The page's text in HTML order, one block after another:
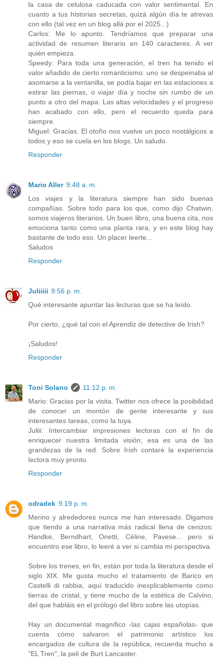
la casa de celulosa caducada con valor sentimental. En
cuanto a tus historias secretas, quizá algún día te atrevas
con ello (tal vez en un blog allá por el 2025...)
Carlos: Me lo apunto. Tendríamos que preparar una
actividad de resumen literario en 140 caracteres. A ver
quién empieza.
Speedy: Para toda una generación, el tren ha tenido el
valor añadido de cierto romanticismo: uno se despeinaba al
asomarse a la ventanilla, se podía bajar en las estaciones a
estirar las piernas, o viajar día y noche sin rumbo de un
punto a otro del mapa. Las altas velocidades y el progreso
han acabado con ello, pero el recuerdo queda para
siempre.
Miguel: Gracias. El otoño nos vuelve un poco nostálgicos a
todos y eso se cuela en los blogs. Un saludo.
Responder
Mario Aller 9:48 a. m.
Los viajes y la literatura siempre han sido buenas
compañías. Sobre todo para los que, como dijo Chatwin,
somos viajeros literarios. Un buen libro, una buena cita, nos
emociona tanto como una planta rara, y en este blog hay
bastante de todo eso. Un placer leerte...
Saludos
Responder
Juliiiii 9:56 p. m.
Qué interesante apuntar las lecturas que se ha leído.
Por cierto, ¿qué tal con el Aprendiz de detective de Irish?
¡Saludos!
Responder
Toni Solano
11:12 p. m.
Mario: Gracias por la visita. Twitter nos ofrece la posibilidad
de conocer un montón de gente interesante y sus
interesantes tareas, como la tuya.
Juliii: Intercambiar impresiones lectoras con el fin de
enriquecer nuestra limitada visión; esa es una de las
grandezas de la red. Sobre Irish contaré la experiencia
lectora muy pronto.
Responder
odradek 9:19 p. m.
Merino y alrededores nunca me han interesado. Digamos
que tiendo a una narrativa más radical llena de cenizos:
Handke, Berndhart, Onetti, Céline, Pavese... pero si
encuentro ese libro, lo leeré a ver si cambia mi perspectiva.
Sobre los trenes, en fin, están por toda la literatura desde el
siglo XIX. Me gusta mucho el tratamiento de Barico en
Castelli di rabbia, aquí traducido inexplicablemente como
tierras de cristal, y tiene mucho de la estética de Calvino,
del que habláis en el prólogo del libro sobre las utopías.
Hay un documental magnífico -las cajas españolas- que
cuenta cómo salvaron el patrimonio artístico los
encargados de cultura de la república, recuerda mucho a
"EL Tren", la peli de Burt Lancaster.